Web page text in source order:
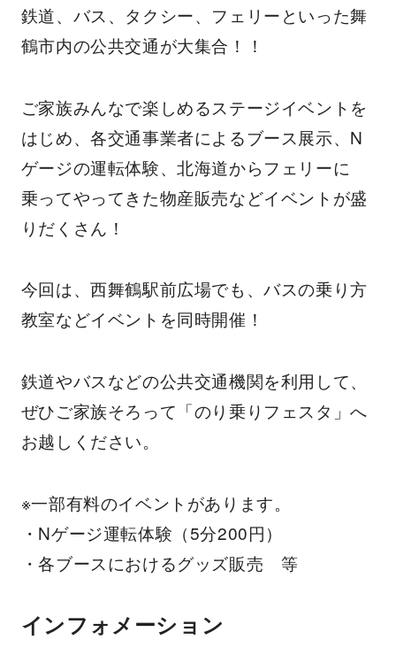
鉄道、バス、タクシー、フェリーといった舞
鶴市内の公共交通が大集合！！
ご家族みんなで楽しめるステージイベントを
はじめ、各交通事業者によるブース展示、N
ゲージの運転体験、北海道からフェリーに
乗ってやってきた物産販売などイベントが盛
りだくさん！
今回は、西舞鶴駅前広場でも、バスの乗り方
教室などイベントを同時開催！
鉄道やバスなどの公共交通機関を利用して、
ぜひご家族そろって「のり乗りフェスタ」へ
お越しください。
※一部有料のイベントがあります。
・Nゲージ運転体験（5分200円）
・各ブースにおけるグッズ販売 等
インフォメーション